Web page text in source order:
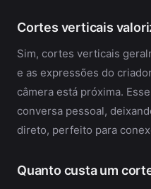
Cortes verticais
Sim, cortes verticais
e as expressões do
câmera está próxima.
conversa pessoal,
direto, perfeito para
Quanto custa um